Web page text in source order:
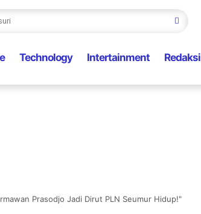
Technology Intertainment Redaksi
Prasodjo Jadi Dirut PLN Seumur Hidup!"